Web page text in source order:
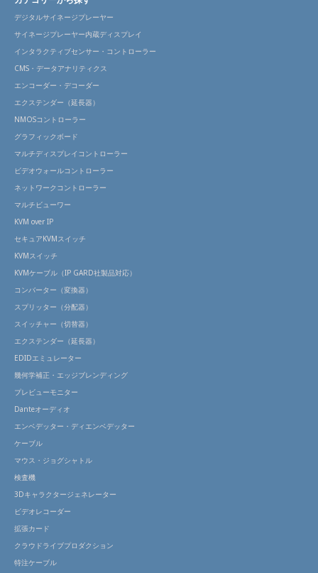
デジタルサイネージプレーヤー
サイネージプレーヤー内蔵ディスプレイ
インタラクティブセンサー・コントローラー
CMS・データアナリティクス
エンコーダー・デコーダー
エクステンダー（延長器）
NMOSコントローラー
グラフィックボード
マルチディスプレイコントローラー
ビデオウォールコントローラー
ネットワークコントローラー
マルチビューワー
KVM over IP
セキュアKVMスイッチ
KVMスイッチ
KVMケーブル（IP GARD社製品対応）
コンバーター（変換器）
スプリッター（分配器）
スイッチャー（切替器）
エクステンダー（延長器）
EDIDエミュレーター
幾何学補正・エッジブレンディング
プレビューモニター
Danteオーディオ
エンベデッター・ディエンベデッター
ケーブル
マウス・ジョグシャトル
検査機
3Dキャラクタージェネレーター
ビデオレコーダー
拡張カード
クラウドライブプロダクション
特注ケーブル